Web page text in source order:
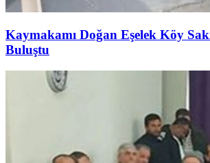
Kaymakamı Doğan Eşelek Köy
Buluştu